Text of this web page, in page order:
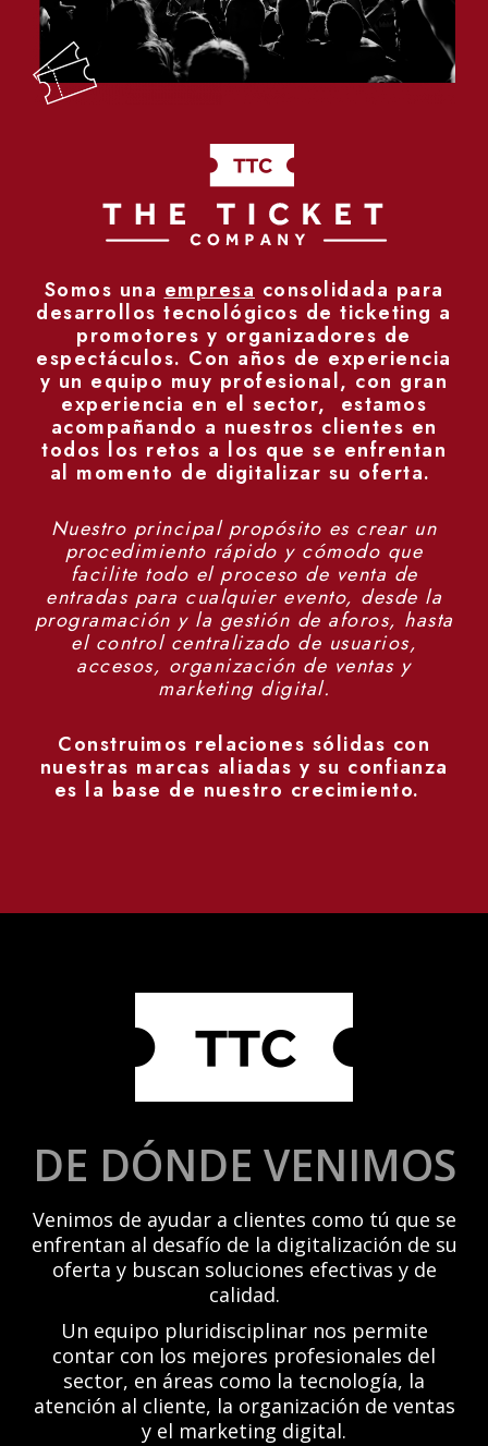
Somos una empresa consolidada para
desarrollos tecnológicos de ticketing a
promotores y organizadores de
espectáculos. Con años de experiencia
y un equipo muy profesional, con gran
experiencia en el sector, estamos
acompañando a nuestros clientes en
todos los retos a los que se enfrentan
al momento de digitalizar su oferta.
Nuestro principal propósito es crear un
procedimiento rápido y cómodo que
facilite todo el proceso de venta de
entradas para cualquier evento, desde la
programación y la gestión de aforos, hasta
el control centralizado de usuarios,
accesos, organización de ventas y
marketing digital.
Construimos relaciones sólidas con
nuestras marcas aliadas y su confianza
es la base de nuestro crecimiento.
DE DÓNDE VENIMOS
Venimos de ayudar a clientes como tú que se
enfrentan al desafío de la digitalización de su
oferta y buscan soluciones efectivas y de
calidad.
Un equipo pluridisciplinar nos permite
contar con los mejores profesionales del
sector, en áreas como la tecnología, la
atención al cliente, la organización de ventas
y el marketing digital.